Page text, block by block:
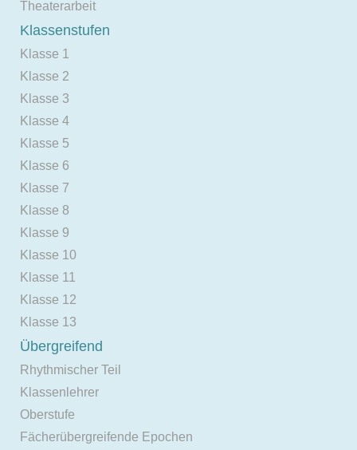
Theaterarbeit
Klassenstufen
Klasse 1
Klasse 2
Klasse 3
Klasse 4
Klasse 5
Klasse 6
Klasse 7
Klasse 8
Klasse 9
Klasse 10
Klasse 11
Klasse 12
Klasse 13
Übergreifend
Rhythmischer Teil
Klassenlehrer
Oberstufe
Fächerübergreifende Epochen